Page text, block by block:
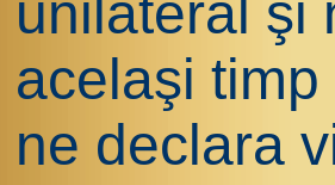
unilateral şi
acelaşi
ne declara